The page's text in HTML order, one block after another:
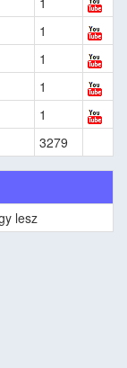
1
1
1
1
3279
lesz